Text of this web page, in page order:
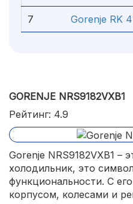
7 Gorenje RK
GORENJE NRS9182VXB1
Рейтинг: 4.9
Gorenje NRS9182VXB1 –
холодильник, это
функциональности. С
корпусом, колесами и